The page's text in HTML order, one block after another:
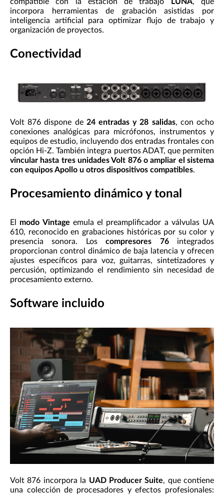
incorpora herramientas de grabación asistidas por
inteligencia artificial para optimizar flujo de trabajo y
organización de proyectos.
Conectividad
Volt 876 dispone de 24 entradas y 28 salidas, con ocho
conexiones analógicas para micrófonos, instrumentos y
equipos de estudio, incluyendo dos entradas frontales con
opción Hi-Z. También integra puertos ADAT, que permiten
vincular hasta tres unidades Volt 876 o ampliar el sistema
con equipos Apollo u otros dispositivos compatibles.
Procesamiento dinámico y tonal
El modo Vintage emula el preamplificador a válvulas UA
610, reconocido en grabaciones históricas por su color y
presencia sonora. Loscompresores 76integrados
proporcionan control dinámico de baja latencia y ofrecen
ajustes específicos para voz, guitarras, sintetizadores y
percusión, optimizando el rendimiento sin necesidad de
procesamiento externo.
Software incluido
Volt 876 incorpora la UAD Producer Suite, que contiene
una colección de procesadores y efectos profesionales: